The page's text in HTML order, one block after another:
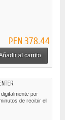
PEN 378.44
al carrito
por
de recibir el